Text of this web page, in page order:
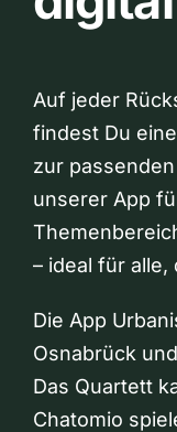
Auf jeder
findest Du
zur
unserer App
– ideal für
Die App
Osnabrück
Das Quartett
Chatomio